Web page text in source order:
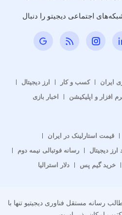
اجتماعی دیجیتو را دنبال
ایران کسب و کار
ارز دیجیتال
افزار و اپلیکیشن اخبار بازی
قیمت استارلینک در ایران
ارز دیجیتال
رسانه فوتبالی نیمه دوم
خرید گیم پس دلار استرالیا
رسانه مستقل فناوری دیجیتیو تنها با